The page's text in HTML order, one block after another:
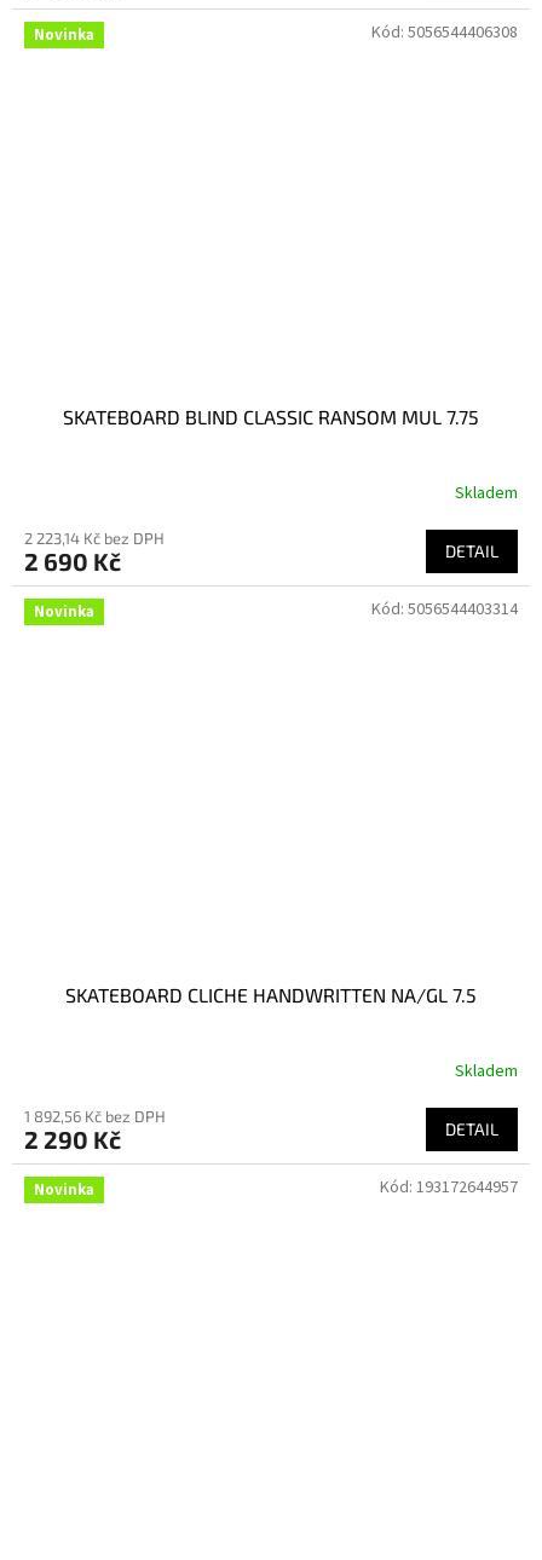
Novinka
SKATEBOARD BLIND CLASSIC RANSOM MUL 7.75
Skladem
2 223,14 Kč bez DPH
2 690 Kč DETAIL
Kód: 5056544406308
Novinka
SKATEBOARD CLICHE HANDWRITTEN NA/GL 7.5
Skladem
1 892,56 Kč bez DPH
2 290 Kč DETAIL
Kód: 5056544403314
Novinka Kód: 193172644957